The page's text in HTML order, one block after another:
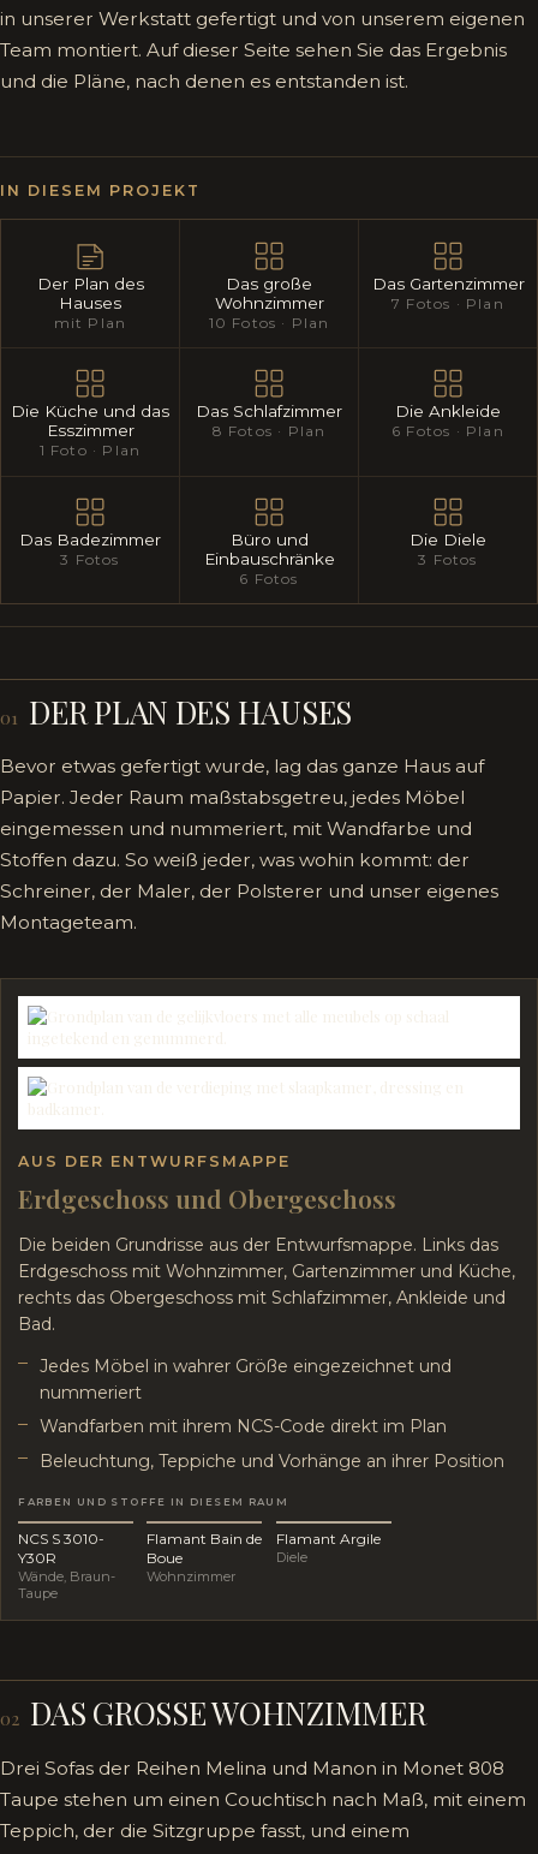
in unserer Werkstatt gefertigt und von unserem eigenen
Team montiert. Auf dieser Seite sehen Sie das Ergebnis
und die Pläne, nach denen es entstanden ist.
IN DIESEM PROJEKT
Der Plan des
Hauses
mit Plan
Das große
Wohnzimmer
10 Fotos · Plan
Das Gartenzimmer
7 Fotos · Plan
Die Küche und das
Esszimmer
1 Foto · Plan
Das Schlafzimmer
8 Fotos · Plan
Die Ankleide
6 Fotos · Plan
Das Badezimmer
3 Fotos
Büro und
Einbauschränke
6 Fotos
Die Diele
3 Fotos
01 DER PLAN DES HAUSES
Bevor etwas gefertigt wurde, lag das ganze Haus auf
Papier. Jeder Raum maßstabsgetreu, jedes Möbel
eingemessen und nummeriert, mit Wandfarbe und
Stoffen dazu. So weiß jeder, was wohin kommt: der
Schreiner, der Maler, der Polsterer und unser eigenes
Montageteam.
AUS DER ENTWURFSMAPPE
Erdgeschoss und Obergeschoss
Die beiden Grundrisse aus der Entwurfsmappe. Links das
Erdgeschoss mit Wohnzimmer, Gartenzimmer und Küche,
rechts das Obergeschoss mit Schlafzimmer, Ankleide und
Bad.
Jedes Möbel in wahrer Größe eingezeichnet und
nummeriert
Wandfarben mit ihrem NCS-Code direkt im Plan
Beleuchtung, Teppiche und Vorhänge an ihrer Position
FARBEN UND STOFFE IN DIESEM RAUM
NCS S 3010-
Y30R
Wände, Braun-
Taupe
Flamant Bain de
Boue
Wohnzimmer
Flamant Argile
Diele
02 DAS GROSSE WOHNZIMMER
Drei Sofas der Reihen Melina und Manon in Monet 808
Taupe stehen um einen Couchtisch nach Maß, mit einem
Teppich, der die Sitzgruppe fasst, und einem